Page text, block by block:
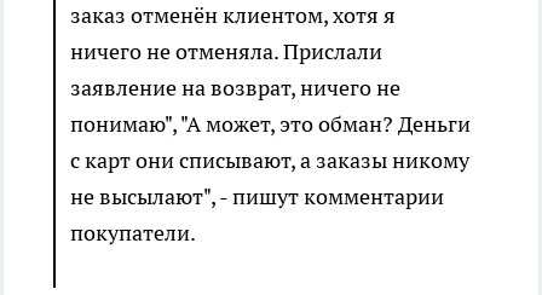
заказ отменён клиентом, хотя я
ничего не отменяла. Прислали
заявление на возврат, ничего не
понимаю", "А может, это обман? Деньги
с карт они списывают, а заказы никому
не высылают", - пишут комментарии
покупатели.